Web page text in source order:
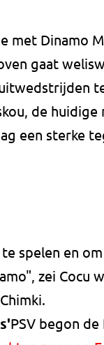
met Dinamo
gaat
de huidige
een sterke
spelen en
zei Cocu
PSV begon de